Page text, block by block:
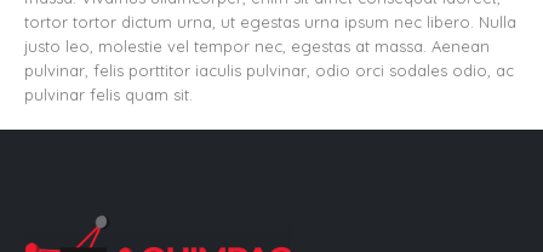
tortor tortor dictum urna, ut egestas urna ipsum nec libero. Nulla
justo leo, molestie vel tempor nec, egestas at massa. Aenean
pulvinar, felis porttitor iaculis pulvinar, odio orci sodales odio, ac
pulvinar felis quam sit.